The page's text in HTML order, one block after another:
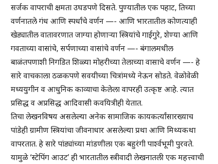
सर्जक वापराची क्षमता उघडपणे दिसते. पुण्यातील एक पहाट, तिच्या
वर्णनातले गंध आणि स्पर्धांचे वर्णन —- आणि भारतातील कोणत्याही
खेड्यातील वातावरणात जाग्या होणाऱ्या स्त्रियांचे गाईगुरे, शेण्या आणि
गवताच्या वासांचे, सर्पणाच्या वासांचे वर्णन —- बंगालमधील
बाळंतपणाशी निगडित शिळ्या मोहरीच्या तेलाच्या वासाचे वर्णन —- हे
सारे वाचकाला ठळकपणे सवयीच्या चित्रांमध्ये नेऊन सोडते. वेळोवेळी
मध्ययुगीन व आधुनिक काव्याचा केलेला वापरही उत्कृष्ट आहे. त्यात
प्रसिद्ध व अप्रसिद्ध आदिवासी कवयित्रीही येतात.
तिचा लेखनविषय असलेल्या अनेक सामाजिक कायकर्त्यांसारख्याच
पांडेही ग्रामीण स्त्रियांचा जीवनाधार असलेल्या प्रथा आणि मिथ्यकथा
वापरतात. हे सारे पांड्यांच्या मांडणीला एक बहुरंगी पार्श्वभूमी पुरवते.
यामुळे ‘स्टेपिंग आउट’ ही भारतातील स्त्रीवादी लेखनातली एक महत्त्वाची